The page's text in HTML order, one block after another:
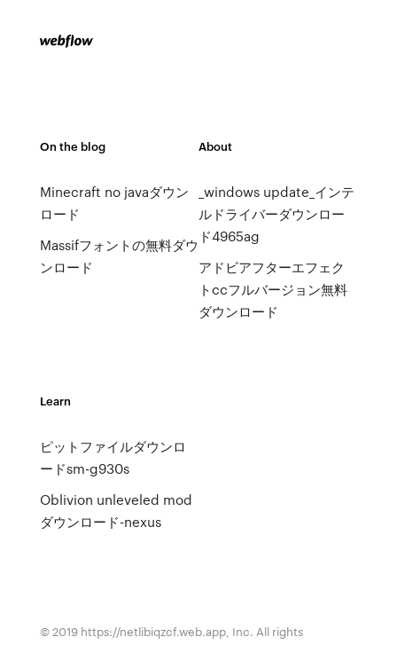
On the blog
Minecraft no javaダウン
ロード
Massifフォントの無料ダウ
ンロード
About
_windows update_インテ
ルドライバーダウンロー
ド4965ag
アドビアフターエフェク
トccフルバージョン無料
ダウンロード
Learn
ピットファイルダウンロ
ードsm-g930s
Oblivion unleveled mod
ダウンロード-nexus
© 2019 https://netlibiqzcf.web.app, Inc. All rights